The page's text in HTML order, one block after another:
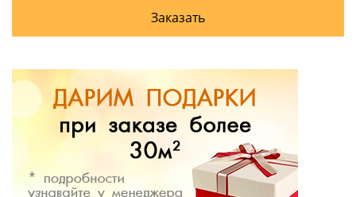
Заказать